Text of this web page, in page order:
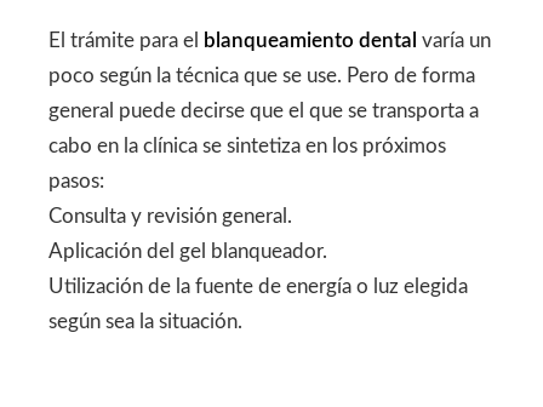
El trámite para el blanqueamiento dental varía un
poco según la técnica que se use. Pero de forma
general puede decirse que el que se transporta a
cabo en la clínica se sintetiza en los próximos
pasos:
Consulta y revisión general.
Aplicación del gel blanqueador.
Utilización de la fuente de energía o luz elegida
según sea la situación.